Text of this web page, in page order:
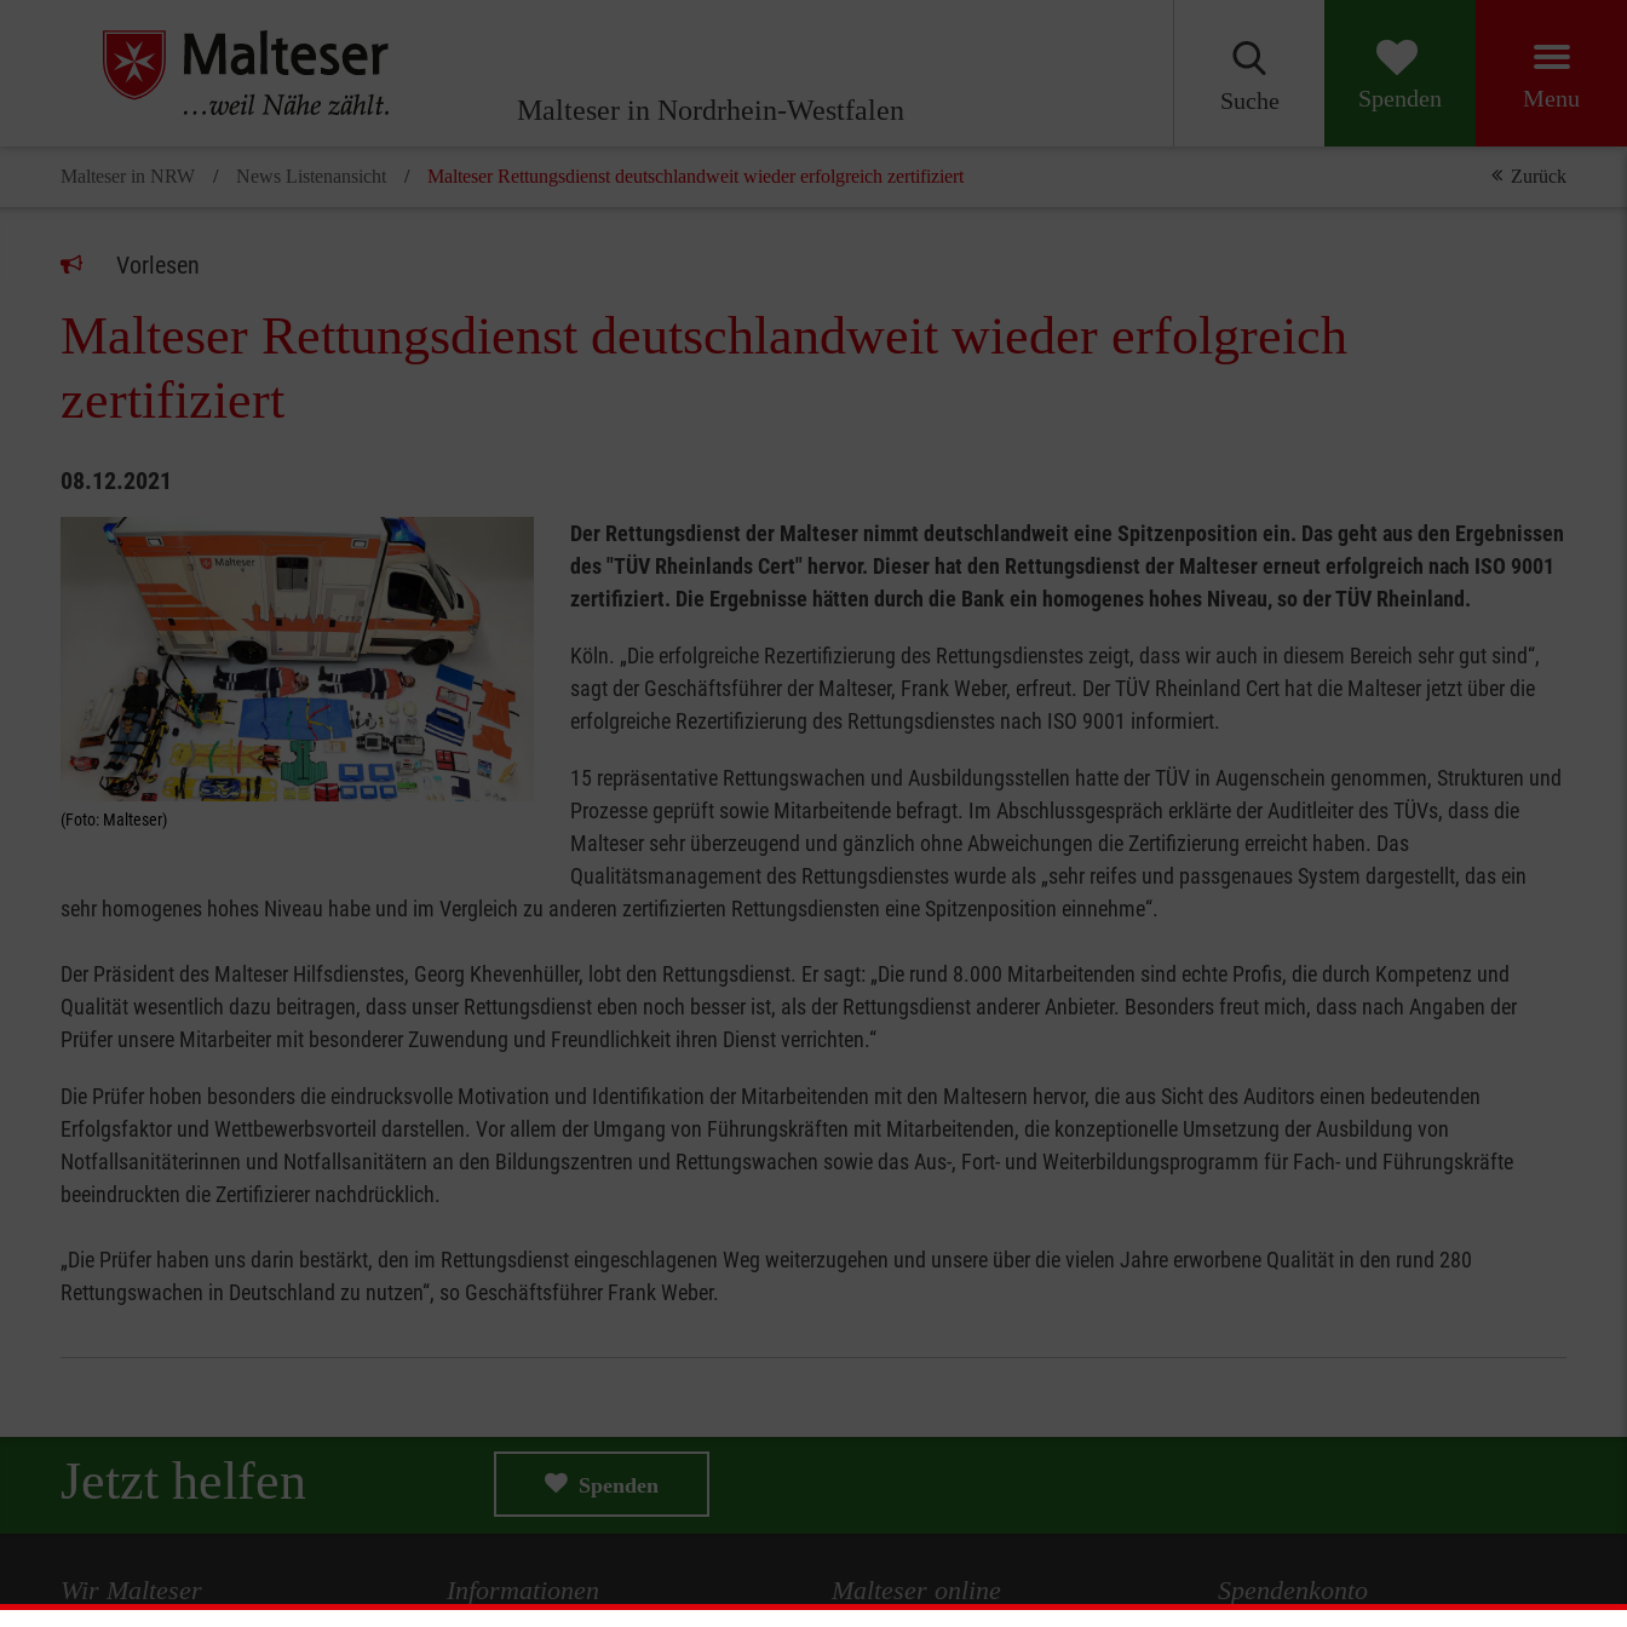
Malteser in Nordrhein-Westfalen Suche Spenden Menu
Malteser in NRW News Listenansicht Malteser Rettungsdienst deutschlandweit wieder erfolgreich zertifiziert Zurück
Vorlesen
Malteser Rettungsdienst deutschlandweit wieder erfolgreich
zertifiziert
08.12.2021
(Foto: Malteser)
Der Rettungsdienst der Malteser nimmt deutschlandweit eine Spitzenposition ein. Das geht aus den Ergebnissen
des "TÜV Rheinlands Cert" hervor. Dieser hat den Rettungsdienst der Malteser erneut erfolgreich nach ISO 9001
zertifiziert. Die Ergebnisse hätten durch die Bank ein homogenes hohes Niveau, so der TÜV Rheinland.
Köln. „Die erfolgreiche Rezertifizierung des Rettungsdienstes zeigt, dass wir auch in diesem Bereich sehr gut sind“,
sagt der Geschäftsführer der Malteser, Frank Weber, erfreut. Der TÜV Rheinland Cert hat die Malteser jetzt über die
erfolgreiche Rezertifizierung des Rettungsdienstes nach ISO 9001 informiert.
15 repräsentative Rettungswachen und Ausbildungsstellen hatte der TÜV in Augenschein genommen, Strukturen und
Prozesse geprüft sowie Mitarbeitende befragt. Im Abschlussgespräch erklärte der Auditleiter des TÜVs, dass die
Malteser sehr überzeugend und gänzlich ohne Abweichungen die Zertifizierung erreicht haben. Das
Qualitätsmanagement des Rettungsdienstes wurde als „sehr reifes und passgenaues System dargestellt, das ein
sehr homogenes hohes Niveau habe und im Vergleich zu anderen zertifizierten Rettungsdiensten eine Spitzenposition einnehme“.
Der Präsident des Malteser Hilfsdienstes, Georg Khevenhüller, lobt den Rettungsdienst. Er sagt: „Die rund 8.000 Mitarbeitenden sind echte Profis, die durch Kompetenz und
Qualität wesentlich dazu beitragen, dass unser Rettungsdienst eben noch besser ist, als der Rettungsdienst anderer Anbieter. Besonders freut mich, dass nach Angaben der
Prüfer unsere Mitarbeiter mit besonderer Zuwendung und Freundlichkeit ihren Dienst verrichten.“
Die Prüfer hoben besonders die eindrucksvolle Motivation und Identifikation der Mitarbeitenden mit den Maltesern hervor, die aus Sicht des Auditors einen bedeutenden
Erfolgsfaktor und Wettbewerbsvorteil darstellen. Vor allem der Umgang von Führungskräften mit Mitarbeitenden, die konzeptionelle Umsetzung der Ausbildung von
Notfallsanitäterinnen und Notfallsanitätern an den Bildungszentren und Rettungswachen sowie das Aus-, Fort- und Weiterbildungsprogramm für Fach- und Führungskräfte
beeindruckten die Zertifizierer nachdrücklich.
„Die Prüfer haben uns darin bestärkt, den im Rettungsdienst eingeschlagenen Weg weiterzugehen und unsere über die vielen Jahre erworbene Qualität in den rund 280
Rettungswachen in Deutschland zu nutzen“, so Geschäftsführer Frank Weber.
Jetzt helfen Spenden
Wir Malteser Informationen Malteser online Spendenkonto